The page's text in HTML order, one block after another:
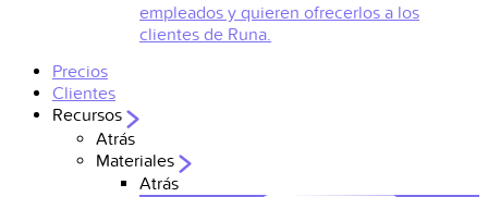
empleados y quieren ofrecerlos a los
clientes de Runa.
Precios
Clientes
Recursos
Atrás
Materiales
Atrás